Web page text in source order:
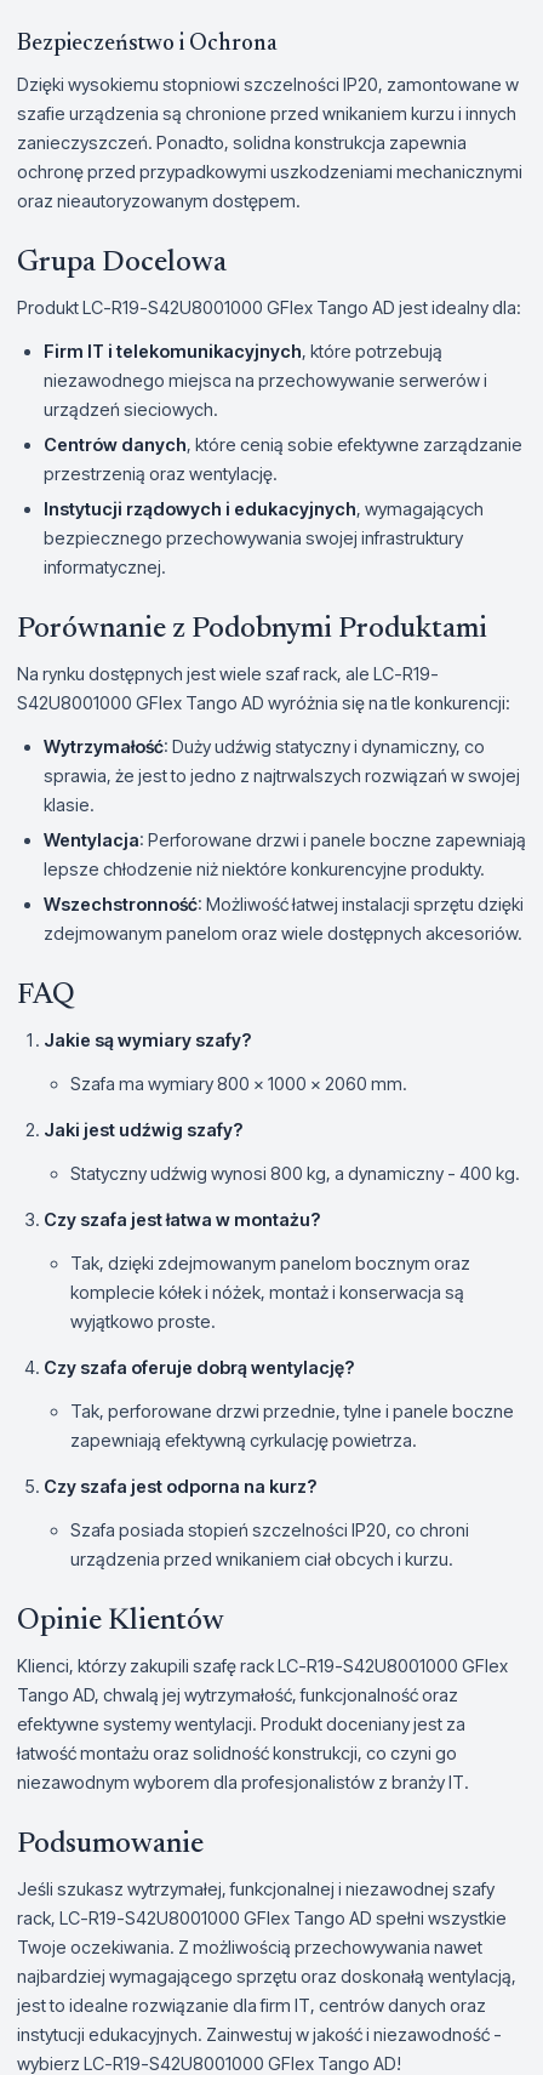
Bezpieczeństwo i Ochrona
Dzięki wysokiemu stopniowi szczelności IP20, zamontowane w
szafie urządzenia są chronione przed wnikaniem kurzu i innych
zanieczyszczeń. Ponadto, solidna konstrukcja zapewnia
ochronę przed przypadkowymi uszkodzeniami mechanicznymi
oraz nieautoryzowanym dostępem.
Grupa Docelowa
Produkt LC-R19-S42U8001000 GFlex Tango AD jest idealny dla:
Firm IT i telekomunikacyjnych, które potrzebują
niezawodnego miejsca na przechowywanie serwerów i
urządzeń sieciowych.
Centrów danych, które cenią sobie efektywne zarządzanie
przestrzenią oraz wentylację.
Instytucji rządowych i edukacyjnych, wymagających
bezpiecznego przechowywania swojej infrastruktury
informatycznej.
Porównanie z Podobnymi Produktami
Na rynku dostępnych jest wiele szaf rack, ale LC-R19-
S42U8001000 GFlex Tango AD wyróżnia się na tle konkurencji:
Wytrzymałość: Duży udźwig statyczny i dynamiczny, co
sprawia, że jest to jedno z najtrwalszych rozwiązań w swojej
klasie.
Wentylacja: Perforowane drzwi i panele boczne zapewniają
lepsze chłodzenie niż niektóre konkurencyjne produkty.
Wszechstronność: Możliwość łatwej instalacji sprzętu dzięki
zdejmowanym panelom oraz wiele dostępnych akcesoriów.
FAQ
Jakie są wymiary szafy?
Szafa ma wymiary 800 x 1000 x 2060 mm.
Jaki jest udźwig szafy?
Statyczny udźwig wynosi 800 kg, a dynamiczny - 400 kg.
Czy szafa jest łatwa w montażu?
Tak, dzięki zdejmowanym panelom bocznym oraz
komplecie kółek i nóżek, montaż i konserwacja są
wyjątkowo proste.
Czy szafa oferuje dobrą wentylację?
Tak, perforowane drzwi przednie, tylne i panele boczne
zapewniają efektywną cyrkulację powietrza.
Czy szafa jest odporna na kurz?
Szafa posiada stopień szczelności IP20, co chroni
urządzenia przed wnikaniem ciał obcych i kurzu.
Opinie Klientów
Klienci, którzy zakupili szafę rack LC-R19-S42U8001000 GFlex
Tango AD, chwalą jej wytrzymałość, funkcjonalność oraz
efektywne systemy wentylacji. Produkt doceniany jest za
łatwość montażu oraz solidność konstrukcji, co czyni go
niezawodnym wyborem dla profesjonalistów z branży IT.
Podsumowanie
Jeśli szukasz wytrzymałej, funkcjonalnej i niezawodnej szafy
rack, LC-R19-S42U8001000 GFlex Tango AD spełni wszystkie
Twoje oczekiwania. Z możliwością przechowywania nawet
najbardziej wymagającego sprzętu oraz doskonałą wentylacją,
jest to idealne rozwiązanie dla firm IT, centrów danych oraz
instytucji edukacyjnych. Zainwestuj w jakość i niezawodność -
wybierz LC-R19-S42U8001000 GFlex Tango AD!